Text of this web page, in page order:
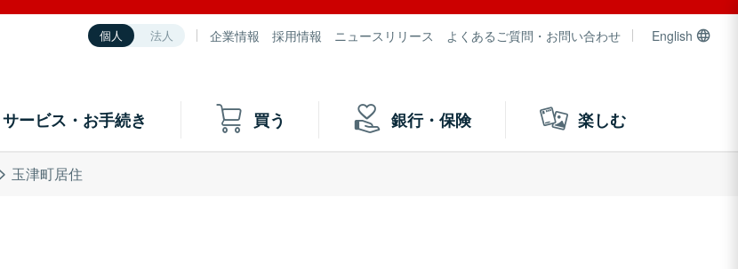
個人 法人 企業情報 採用情報 ニュースリリース よくあるご質問・お問い合わせ English
サービス・お手続き 買う 銀行・保険 楽しむ
玉津町居住